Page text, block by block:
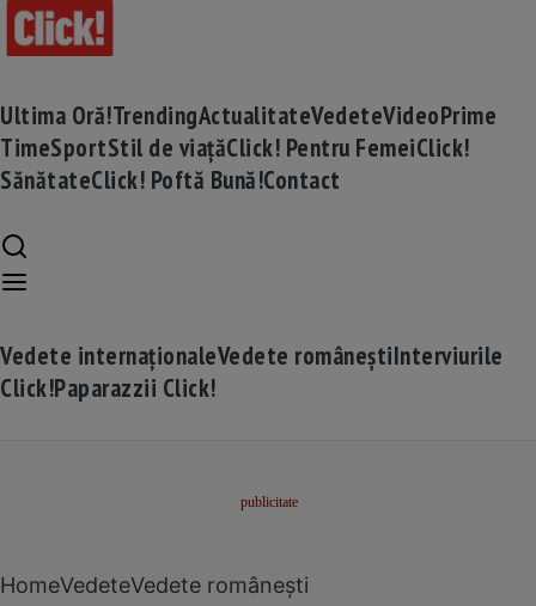
Ultima Oră!TrendingActualitateVedeteVideoPrime
TimeSportStil de viațăClick! Pentru FemeiClick!
SănătateClick! Poftă Bună!Contact
Vedete internaționaleVedete româneștiInterviurile
Click!Paparazzii Click!
HomeVedeteVedete românești